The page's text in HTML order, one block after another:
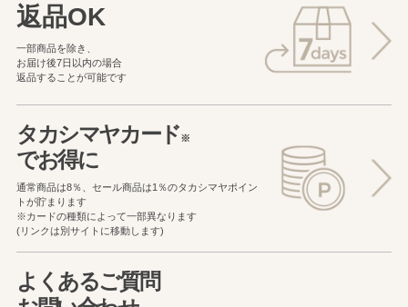
返品OK
一部商品を除き、
お届け後7日以内の場合
返品することが可能です
タカシマヤカード※
でお得に
通常商品は8％、セール商品は1％のタカシマヤポイン
トが貯まります
※カードの種類によって一部異なります
(リンクは別サイトに移動します)
よくあるご質問